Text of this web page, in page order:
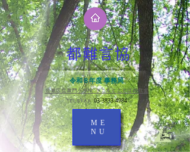
都難言協
ME
NU
令和８年度 事務局
台東区立黒門小学校 きこえとことばの教室​
TEL＆FAX03-3833-4984